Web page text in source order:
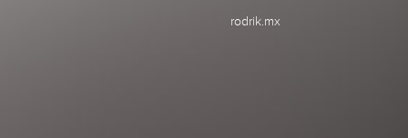
rodrik.mx